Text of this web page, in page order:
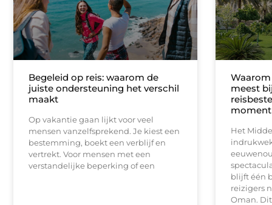
Begeleid op reis: waarom de
juiste ondersteuning het verschil
maakt
Op vakantie gaan lijkt voor veel
mensen vanzelfsprekend. Je kiest een
bestemming, boekt een verblijf en
vertrekt. Voor mensen met een
verstandelijke beperking of een
meest
Het
blijft één
reizigers
Oman.